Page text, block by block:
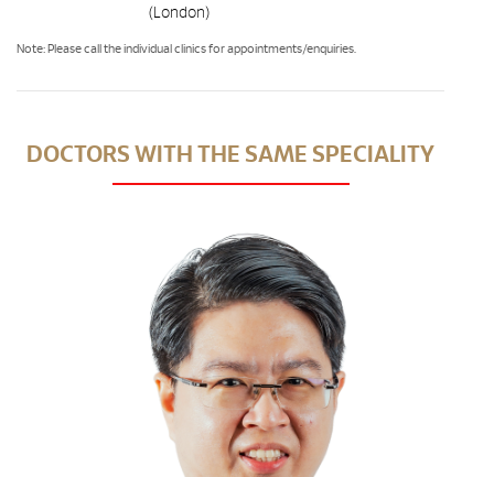
(London)
Note: Please call the individual clinics for appointments/enquiries.
DOCTORS WITH THE SAME SPECIALITY